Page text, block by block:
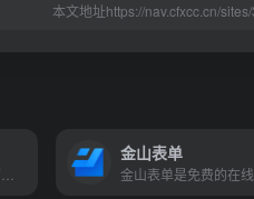
本文地址https://nav.cfxcc.cn/
金山表单